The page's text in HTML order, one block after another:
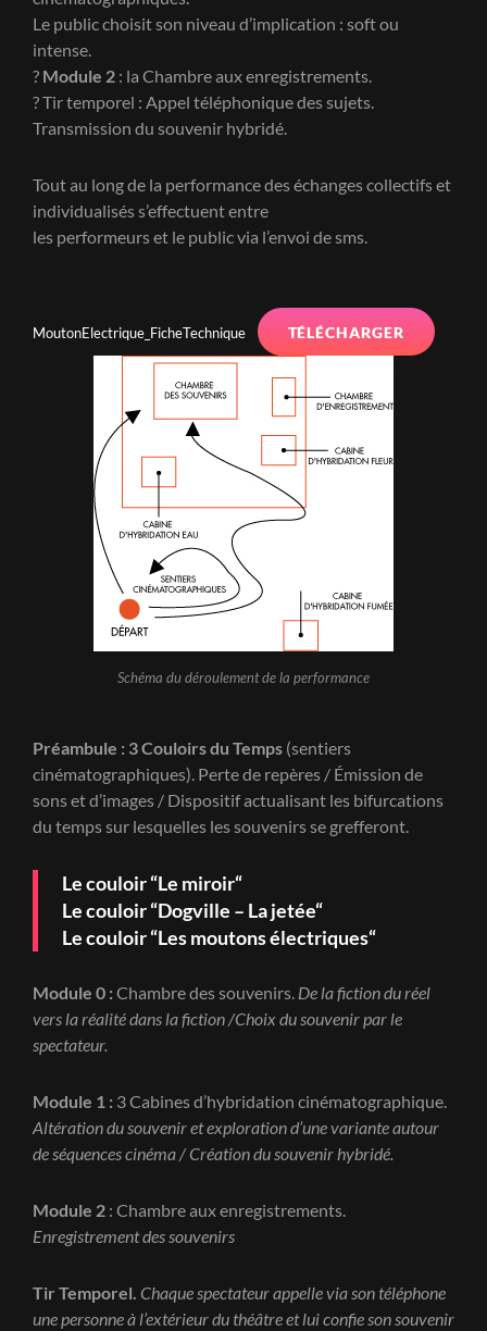
Le public choisit son niveau d’implication : soft ou
intense.
? Module 2 : la Chambre aux enregistrements.
? Tir temporel : Appel téléphonique des sujets.
Transmission du souvenir hybridé.
Tout au long de la performance des échanges collectifs et
individualisés s’effectuent entre
les performeurs et le public via l’envoi de sms.
MoutonElectrique_FicheTechnique TÉLÉCHARGER
Schéma du déroulement de la performance
Préambule : 3 Couloirs du Temps (sentiers
cinématographiques). Perte de repères / Émission de
sons et d’images / Dispositif actualisant les bifurcations
du temps sur lesquelles les souvenirs se grefferont.
Le couloir “Le miroir“
Le couloir “Dogville – La jetée“
Le couloir “Les moutons électriques“
Module 0 :Chambre des souvenirs. De la fiction du réel
vers la réalité dans la fiction /Choix du souvenir par le
spectateur.
Module 1 : 3 Cabines d’hybridation cinématographique.
Altération du souvenir et exploration d’une variante autour
de séquences cinéma / Création du souvenir hybridé.
Module 2 : Chambre aux enregistrements.
Enregistrement des souvenirs
Tir Temporel. Chaque spectateur appelle via son téléphone
une personne à l’extérieur du théâtre et lui confie son souvenir